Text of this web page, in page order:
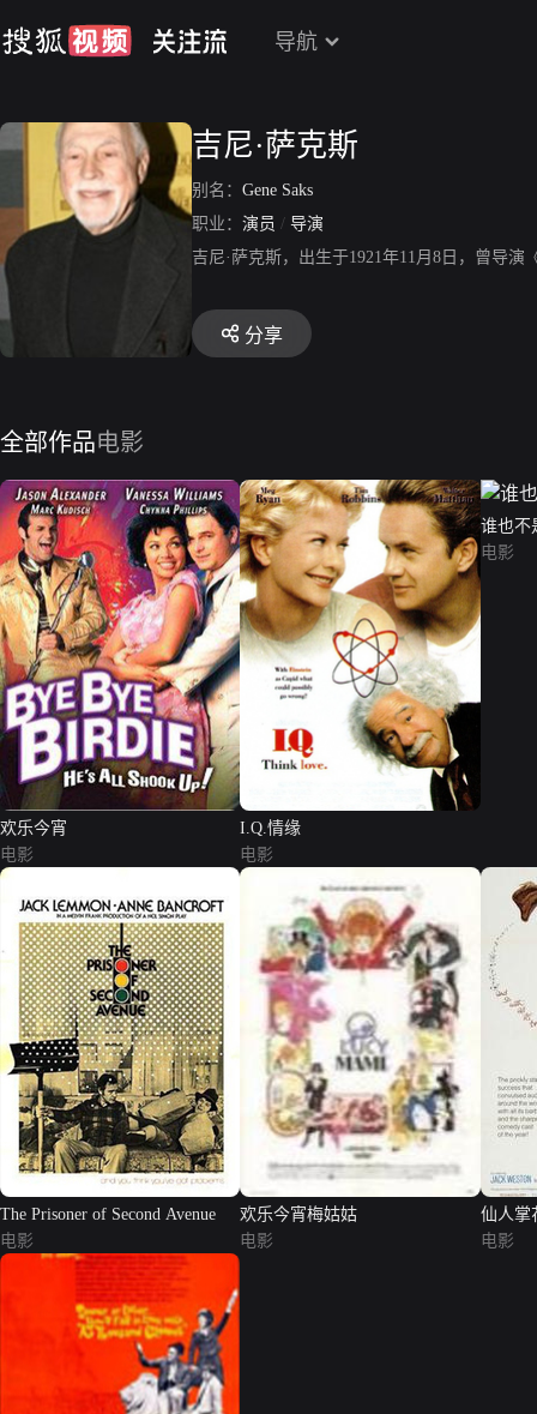
导航
吉尼·萨克斯
别名： Gene Saks
职业： 演员 / 导演
吉尼·萨克斯，出生于1921年11月8日，曾导演
分享
全部作品电影
欢乐今宵
电影
I.Q.情缘
电影
谁也不
电影
The Prisoner of Second Avenue
电影
欢乐今宵梅姑姑
电影
仙人掌
电影